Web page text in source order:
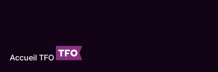
Accueil TFO